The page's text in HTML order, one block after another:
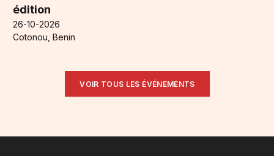
édition
26-10-2026
Cotonou, Benin
VOIR TOUS LES ÉVÉNEMENTS